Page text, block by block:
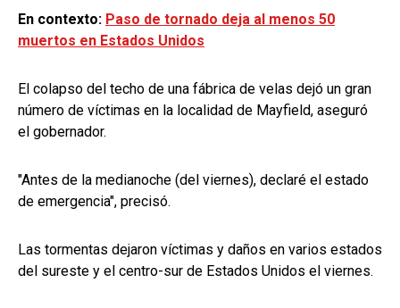
En contexto: Paso de tornado deja al menos 50
muertos en Estados Unidos
El colapso del techo de una fábrica de velas dejó un gran
número de víctimas en la localidad de Mayfield, aseguró
el gobernador.
"Antes de la medianoche (del viernes), declaré el estado
de emergencia", precisó.
Las tormentas dejaron víctimas y daños en varios estados
del sureste y el centro-sur de Estados Unidos el viernes.